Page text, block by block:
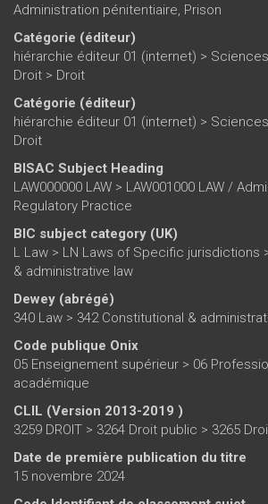
Administration pénitentiaire Prison
Catégorie (éditeur)
hiérarchie éditeur 01 (internet) >
Droit > Droit
Catégorie (éditeur)
hiérarchie éditeur 01 (internet) >
Droit
BISAC Subject Heading
LAW000000 LAW > LAW001000 LAW /
Regulatory Practice
BIC subject category (UK)
L Law > LN Laws of Specific jurisdictions
& administrative law
Dewey (abrégé)
340 Law > 342 Constitutional &
Code publique Onix
05 Enseignement supérieur > 06
académique
CLIL (Version 2013-2019 )
3259 DROIT > 3264 Droit public > 3265
Date de première publication du titre
15 novembre 2024